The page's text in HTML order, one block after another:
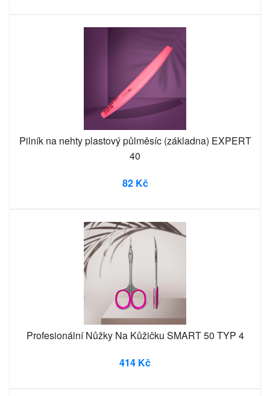
Pilník na nehty plastový půlměsíc (základna) EXPERT
40
82 Kč
Profesionální Nůžky Na Kůžičku SMART 50 TYP 4
414 Kč